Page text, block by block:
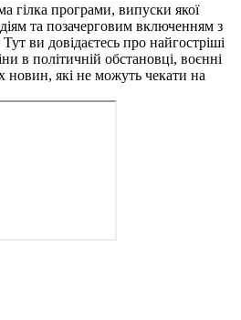
програми, випуски якої
та позачерговим включенням з
ви довідаєтесь про найгостріші
в політичній обстановці, воєнні
новин, які не можуть чекати на